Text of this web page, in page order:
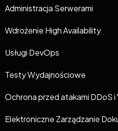
Administracja Serwerami
Wdrożenie High Availability
Usługi DevOps
Testy Wydajnościowe
Ochrona przed atakami DDoS i
Elektroniczne Zarządzanie